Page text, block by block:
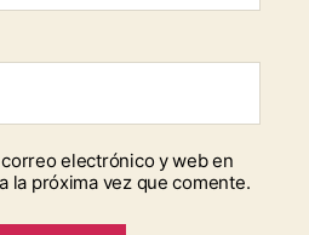
electrónico y web en
la próxima vez que comente.